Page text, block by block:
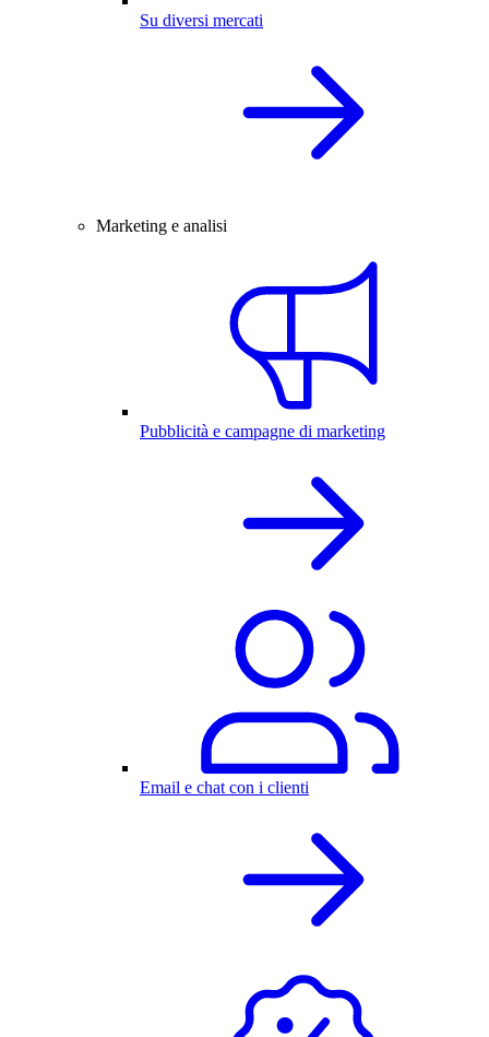
Su diversi mercati
Marketing e analisi
Pubblicità e campagne di marketing
Email e chat con i clienti